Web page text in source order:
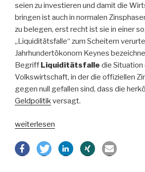
seien zu investieren und damit die
bringen ist auch in normalen
zu belegen, erst recht ist sie in einer
„Liquiditätsfalle“ zum Scheitern
Jahrhundertökonom Keynes
Begriff Liquiditätsfalle die Situation
Volkswirtschaft, in der die offiziellen
gegen null gefallen sind, dass die
Geldpolitikversagt.
„Ökonomische
der
weiterlesen